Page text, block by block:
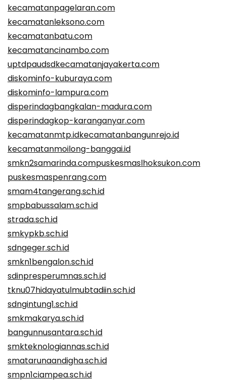
kecamatanpagelaran.com
kecamatanleksono.com
kecamatanbatu.com
kecamatancinambo.com
uptdpaudsdkecamatanjayakerta.com
diskominfo-kuburaya.com
diskominfo-lampura.com
disperindagbangkalan-madura.com
disperindagkop-karanganyar.com
kecamatanmtp.idkecamatanbangunrejo.id
kecamatanmoilong-banggai.id
smkn2samarinda.compuskesmaslhoksukon.com
puskesmaspenrang.com
smam4tangerang.sch.id
smpbabussalam.sch.id
strada.sch.id
smkypkb.sch.id
sdngeger.sch.id
smkn1bengalon.sch.id
sdinpresperumnas.sch.id
tknu07hidayatulmubtadiin.sch.id
sdngintung1.sch.id
smkmakarya.sch.id
bangunnusantara.sch.id
smkteknologiannas.sch.id
smatarunaandigha.sch.id
smpn1ciampea.sch.id